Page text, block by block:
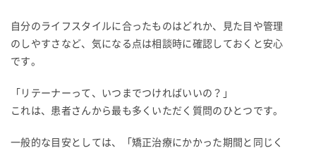
自分のライフスタイルに合ったものはどれか、見た目や管理
のしやすさなど、気になる点は相談時に確認しておくと安心
です。
「リテーナーって、いつまでつければいいの？」
これは、患者さんから最も多くいただく質問のひとつです。
一般的な目安としては、「矯正治療にかかった期間と同じく